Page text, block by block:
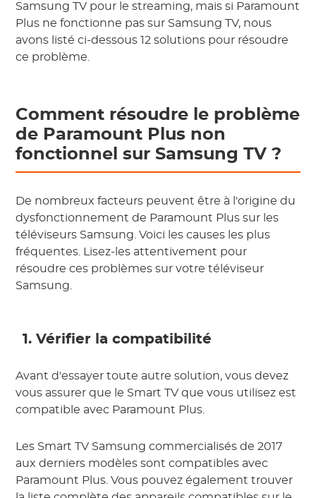
Samsung TV pour le streaming, mais si Paramount
Plus ne fonctionne pas sur Samsung TV, nous
avons listé ci-dessous 12 solutions pour résoudre
ce problème.
Comment résoudre le problème
de Paramount Plus non
fonctionnel sur Samsung TV ?
De nombreux facteurs peuvent être à l'origine du
dysfonctionnement de Paramount Plus sur les
téléviseurs Samsung. Voici les causes les plus
fréquentes. Lisez-les attentivement pour
résoudre ces problèmes sur votre téléviseur
Samsung.
1. Vérifier la compatibilité
Avant d'essayer toute autre solution, vous devez
vous assurer que le Smart TV que vous utilisez est
compatible avec Paramount Plus.
Les Smart TV Samsung commercialisés de 2017
aux derniers modèles sont compatibles avec
Paramount Plus. Vous pouvez également trouver